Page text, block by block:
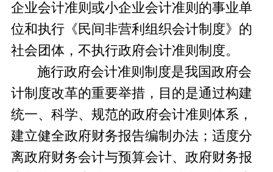
企业会计准则或小企业会计准则的事业单
位和执行《民间非营利组织会计制度》的
社会团体，不执行政府会计准则制度。
施行政府会计准则制度是我国政府会
计制度改革的重要举措，目的是通过构建
统一、科学、规范的政府会计准则体系，
建立健全政府财务报告编制办法；适度分
离政府财务会计与预算会计、政府财务报